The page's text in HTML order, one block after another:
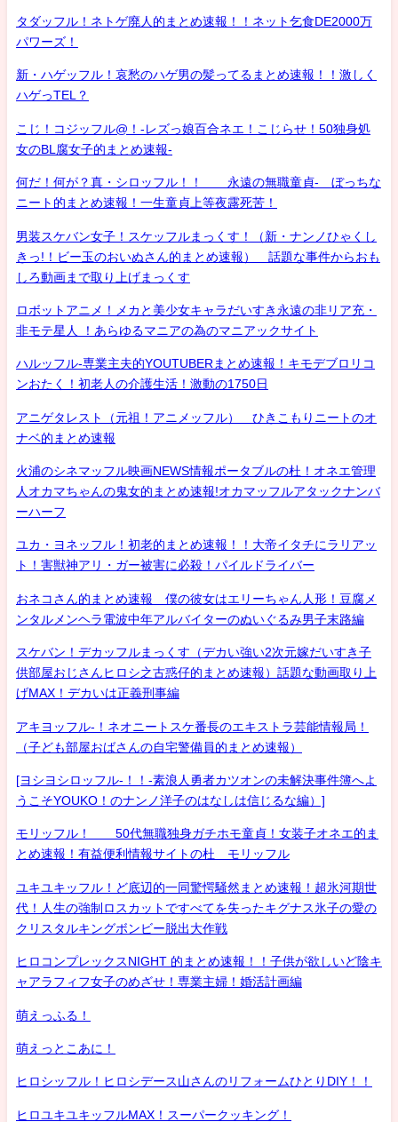
タダッフル！ネトゲ廃人的まとめ速報！！ネット乞食DE2000万
パワーズ！
新・ハゲッフル！哀愁のハゲ男の髪ってるまとめ速報！！激しく
ハゲっTEL？
こじ！コジッフル@！-レズっ娘百合ネエ！こじらせ！50独身処
女のBL腐女子的まとめ速報-
何だ！何が？真・シロッフル！！ 永遠の無職童貞- ぼっちな
ニート的まとめ速報！一生童貞上等夜露死苦！
男装スケバン女子！スケッフルまっくす！（新・ナンノひゃくし
きっ!！ビー玉のおいぬさん的まとめ速報） 話題な事件からおも
しろ動画まで取り上げまっくす
ロボットアニメ！メカと美少女キャラだいすき永遠の非リア充・
非モテ星人 ！あらゆるマニアの為のマニアックサイト
ハルッフル-専業主夫的YOUTUBERまとめ速報！キモデブロリコ
ンおたく！初老人の介護生活！激動の1750日
アニゲタレスト（元祖！アニメッフル） ひきこもりニートのオ
ナベ的まとめ速報
火浦のシネマッフル映画NEWS情報ポータブルの杜！オネエ管理
人オカマちゃんの鬼女的まとめ速報!オカマッフルアタックナンバ
ーハーフ
ユカ・ヨネッフル！初老的まとめ速報！！大帝イタチにラリアッ
ト！害獣神アリ・ガー被害に必殺！パイルドライバー
おネコさん的まとめ速報 僕の彼女はエリーちゃん人形！豆腐メ
ンタルメンヘラ電波中年アルバイターのぬいぐるみ男子末路編
スケバン！デカッフルまっくす（デカい強い2次元嫁だいすき子
供部屋おじさんヒロシ之古惑仔的まとめ速報）話題な動画取り上
げMAX！デカいは正義刑事編
アキヨッフル-！ネオニートスケ番長のエキストラ芸能情報局！
（子ども部屋おばさんの自宅警備員的まとめ速報）
[ヨシヨシロッフル-！！-素浪人勇者カツオンの未解決事件簿へよ
うこそYOUKO！のナンノ洋子のはなしは信じるな編）]
モリッフル！ 50代無職独身ガチホモ童貞！女装子オネエ的ま
とめ速報！有益便利情報サイトの杜 モリッフル
ユキユキッフル！ど底辺的一同驚愕騒然まとめ速報！超氷河期世
代！人生の強制ロスカットですべてを失ったキグナス氷子の愛の
クリスタルキングボンビー脱出大作戦
ヒロコンプレックスNIGHT 的まとめ速報！！子供が欲しいど陰キ
ャアラフィフ女子のめざせ！専業主婦！婚活計画編
萌えっふる！
萌えっとこあに！
ヒロシッフル！ヒロシデース山さんのリフォームひとりDIY！！
ヒロユキユキッフルMAX！スーパークッキング！